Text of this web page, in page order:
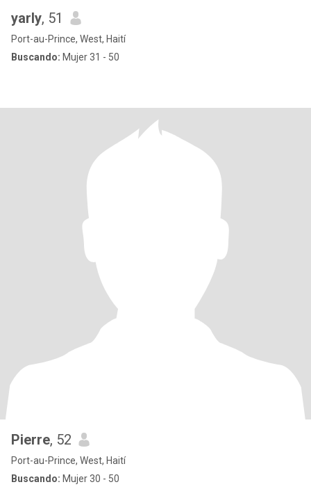
yarly, 51
Port-au-Prince, West, Haití
Buscando: Mujer 31 - 50
Pierre, 52
Port-au-Prince, West, Haití
Buscando: Mujer 30 - 50